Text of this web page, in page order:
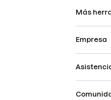
Más
Empresa